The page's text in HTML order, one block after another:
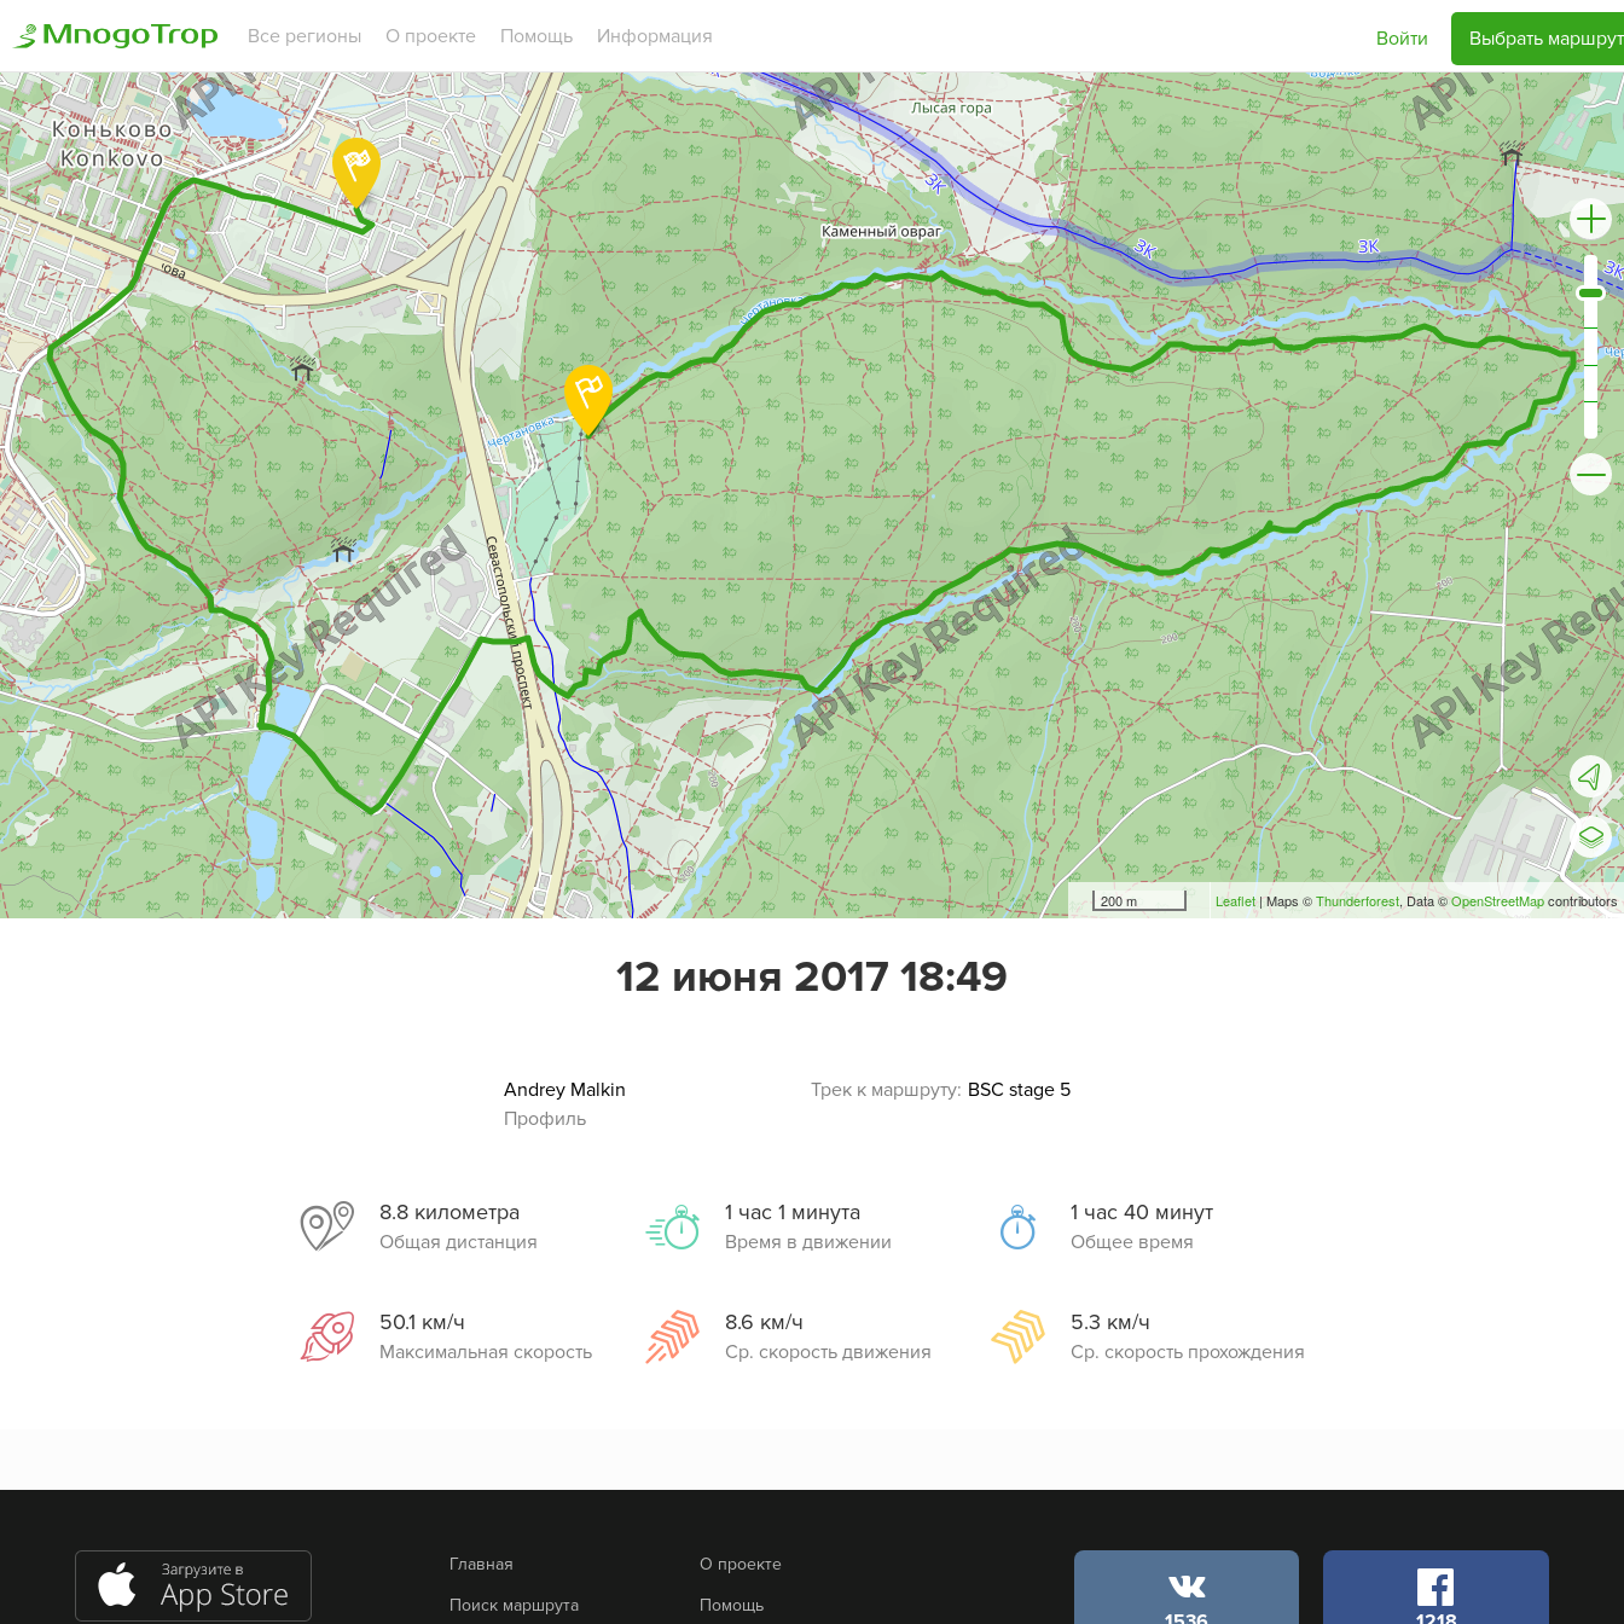
Все регионы О проекте Помощь Информация Войти Выбрать маршрут
200 m Leaflet| Maps ©Thunderforest, Data ©OpenStreetMapcontributors
12 июня 2017 18:49
Andrey Malkin
Профиль
Трек к маршруту: BSC stage 5
8.8 километра
Общая дистанция
1 час 1 минута
Время в движении
1 час 40 минут
Общее время
50.1 км/ч
Максимальная скорость
8.6 км/ч
Ср. скорость движения
5.3 км/ч
Ср. скорость прохождения
Главная
Поиск маршрута
О проекте
Помощь